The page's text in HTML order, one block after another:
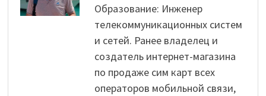
Образование: Инженер
телекоммуникационных систем
и сетей. Ранее владелец и
создатель интернет-магазина
по продаже сим карт всех
операторов мобильной связи,